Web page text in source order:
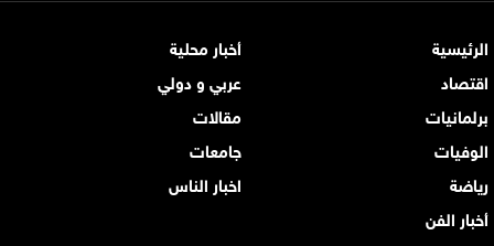
الرئيسية
أخبار محلية
اقتصاد
عربي و دولي
برلمانيات
مقالات
الوفيات
جامعات
رياضة
اخبار الناس
أخبار الفن